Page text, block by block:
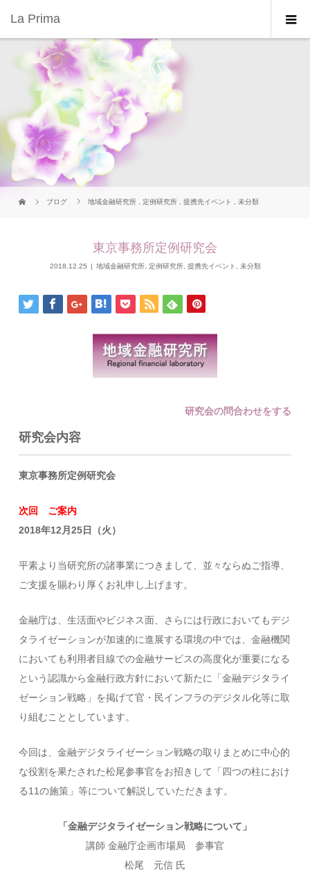
La Prima
ブログ 地域金融研究所 ,定例研究所 ,提携先イベント ,未分類
東京事務所定例研究会
2018.12.25 地域金融研究所, 定例研究所, 提携先イベント 未分類
研究会の問合わせをする
研究会内容
東京事務所定例研究会
次回 ご案内
2018年12月25日（火）
平素より当研究所の諸事業につきまして、並々ならぬご指導、
ご支援を賜わり厚くお礼申し上げます。
金融庁は、生活面やビジネス面、さらには行政においてもデジ
タライゼーションが加速的に進展する環境の中では、金融機関
においても利用者目線での金融サービスの高度化が重要になる
という認識から金融行政方針において新たに「金融デジタライ
ゼーション戦略」を掲げて官・民インフラのデジタル化等に取
り組むこととしています。
今回は、金融デジタライゼーション戦略の取りまとめに中心的
な役割を果たされた松尾参事官をお招きして「四つの柱におけ
る11の施策」等について解説していただきます。
「金融デジタライゼーション戦略について」
講師 金融庁企画市場局 参事官
松尾 元信 氏